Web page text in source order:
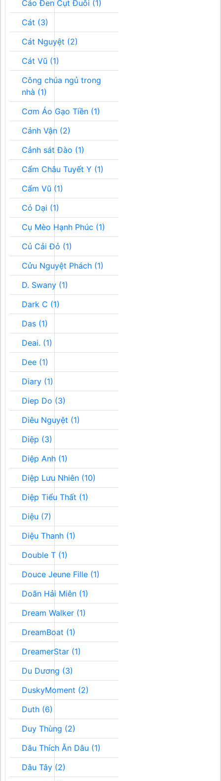
Cáo Đen Cụt Đuôi (1)
Cát (3)
Cát Nguyệt (2)
Cát Vũ (1)
Công chúa ngủ trong
nhà (1)
Cơm Áo Gạo Tiền (1)
Cảnh Vận (2)
Cảnh sát Đào (1)
Cẩm Châu Tuyết Y (1)
Cẩm Vũ (1)
Cỏ Dại (1)
Cụ Mèo Hạnh Phúc (1)
Củ Cải Đỏ (1)
Cửu Nguyệt Phách (1)
D. Swany (1)
Dark C (1)
Das (1)
Deai. (1)
Dee (1)
Diary (1)
Diep Do (3)
Diêu Nguyệt (1)
Diệp (3)
Diệp Anh (1)
Diệp Lưu Nhiên (10)
Diệp Tiểu Thất (1)
Diệu (7)
Diệu Thanh (1)
Double T (1)
Douce Jeune Fille (1)
Doãn Hải Miên (1)
Dream Walker (1)
DreamBoat (1)
DreamerStar (1)
Du Dương (3)
DuskyMoment (2)
Duth (6)
Duy Thùng (2)
Dâu Thích Ăn Dâu (1)
Dâu Tây (2)